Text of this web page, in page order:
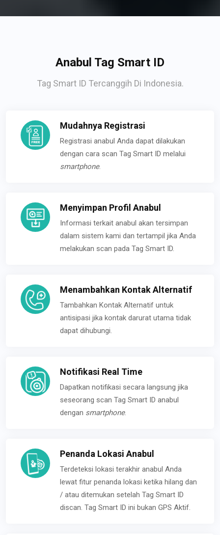
Anabul Tag Smart ID
Tag Smart ID Tercanggih Di Indonesia.
Mudahnya Registrasi
Registrasi anabul Anda dapat dilakukan
dengan cara scan Tag Smart ID melalui
smartphone.
Menyimpan Profil Anabul
Informasi terkait anabul akan tersimpan
dalam sistem kami dan tertampil jika Anda
melakukan scan pada Tag Smart ID.
Menambahkan Kontak Alternatif
Tambahkan Kontak Alternatif untuk
antisipasi jika kontak darurat utama tidak
dapat dihubungi.
Notifikasi Real Time
Dapatkan notifikasi secara langsung jika
seseorang scan Tag Smart ID anabul
dengan smartphone.
Penanda Lokasi Anabul
Terdeteksi lokasi terakhir anabul Anda
lewat fitur penanda lokasi ketika hilang dan
/ atau ditemukan setelah Tag Smart ID
discan. Tag Smart ID ini bukan GPS Aktif.